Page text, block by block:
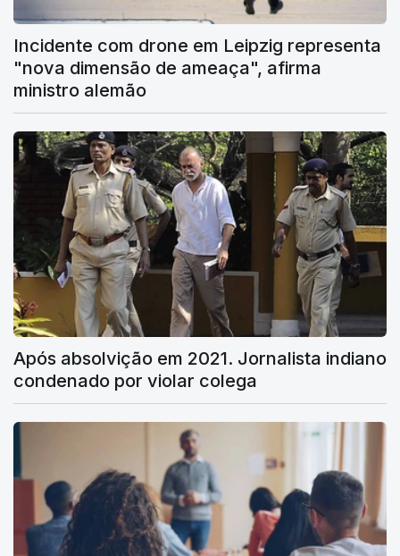
Incidente com drone em Leipzig representa
"nova dimensão de ameaça", afirma
ministro alemão
Após absolvição em 2021. Jornalista indiano
condenado por violar colega